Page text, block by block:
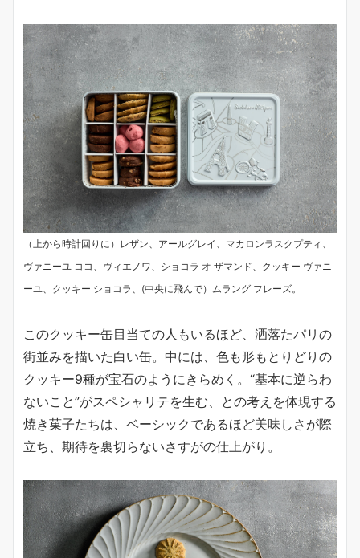
（上から時計回りに）レザン、アールグレイ、マカロンラスクプティ、
ヴァニーユ ココ、ヴィエノワ、ショコラ オ ザマンド、クッキー ヴァニ
ーユ、クッキー ショコラ、(中央に飛んで）ムラング フレーズ。
このクッキー缶目当ての人もいるほど、洒落たパリの
街並みを描いた白い缶。中には、色も形もとりどりの
クッキー9種が宝石のようにきらめく。“基本に逆らわ
ないこと”がスペシャリテを生む、との考えを体現する
焼き菓子たちは、ベーシックであるほど美味しさが際
立ち、期待を裏切らないさすがの仕上がり。